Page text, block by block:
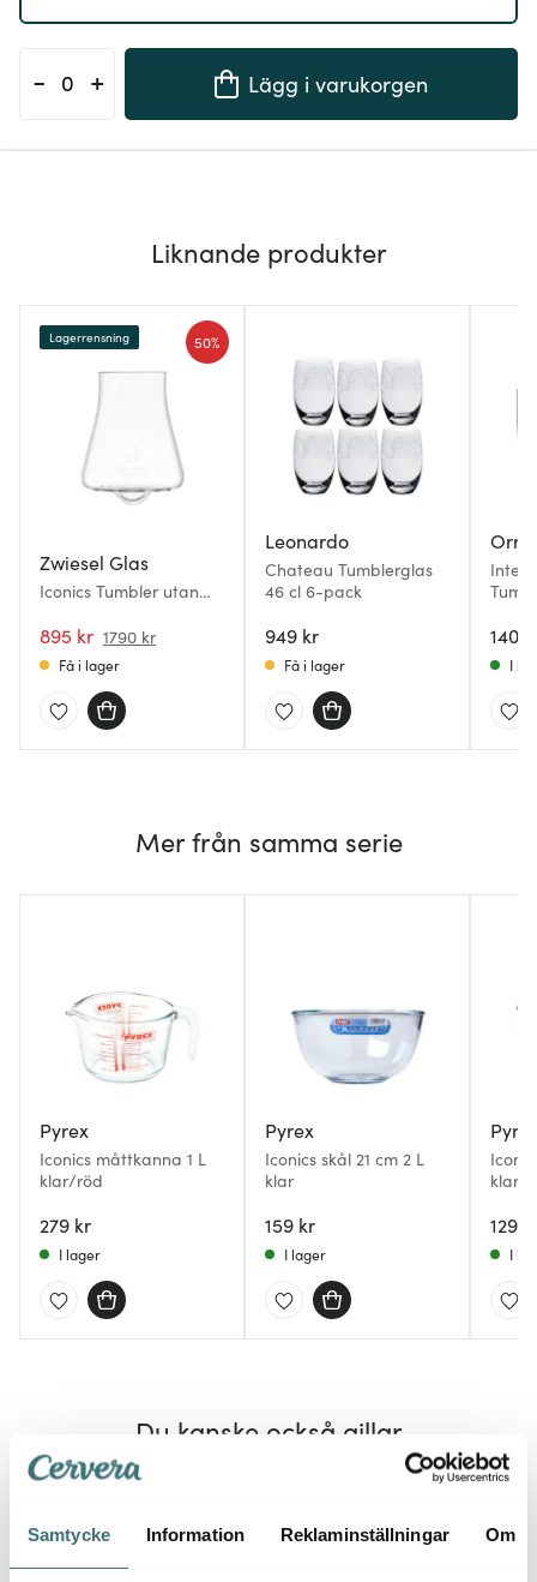
Samtycke Information Reklaminställningar Om
- + Lägg i varukorgen
Liknande produkter
Zwiesel Glas
Iconics Tumbler utan
895 kr 1790 kr
50%
Lagerrensning
Få i lager
Leonardo
Chateau Tumblerglas
46 cl 6-pack
949 kr
Få i lager
1400
I
Mer från samma serie
Pyrex
Iconics måttkanna 1 L
klar/röd
279 kr
I lager
Pyrex
Iconics skål 21 cm 2 L
klar
159 kr
I lager
klar
129
I
Du kanske också gillar